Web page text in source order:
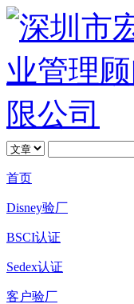
首页
Disney验厂
BSCI认证
Sedex认证
客户验厂